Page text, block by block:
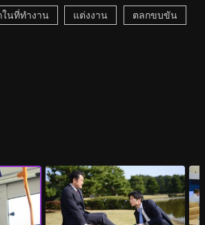
ในที่ทำงาน แต่งงาน ตลกขบขัน